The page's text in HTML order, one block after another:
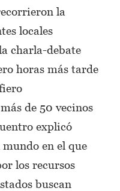
la
locales
charla-debate
horas más tarde
de 50 vecinos
explicó
en el que
los recursos
buscan